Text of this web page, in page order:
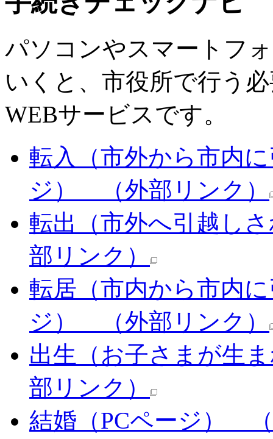
パソコンやスマートフ
いくと、市役所で行う
WEBサービスです。
転入（市外から市内
ジ）
（外部リンク）
転出（市外へ引越し
部リンク）
転居（市内から市内
ジ）
（外部リンク）
出生（お子さまが生
部リンク）
結婚（PCページ）
（